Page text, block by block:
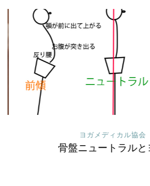
ヨガメディカル協会
骨盤ニュートラルと